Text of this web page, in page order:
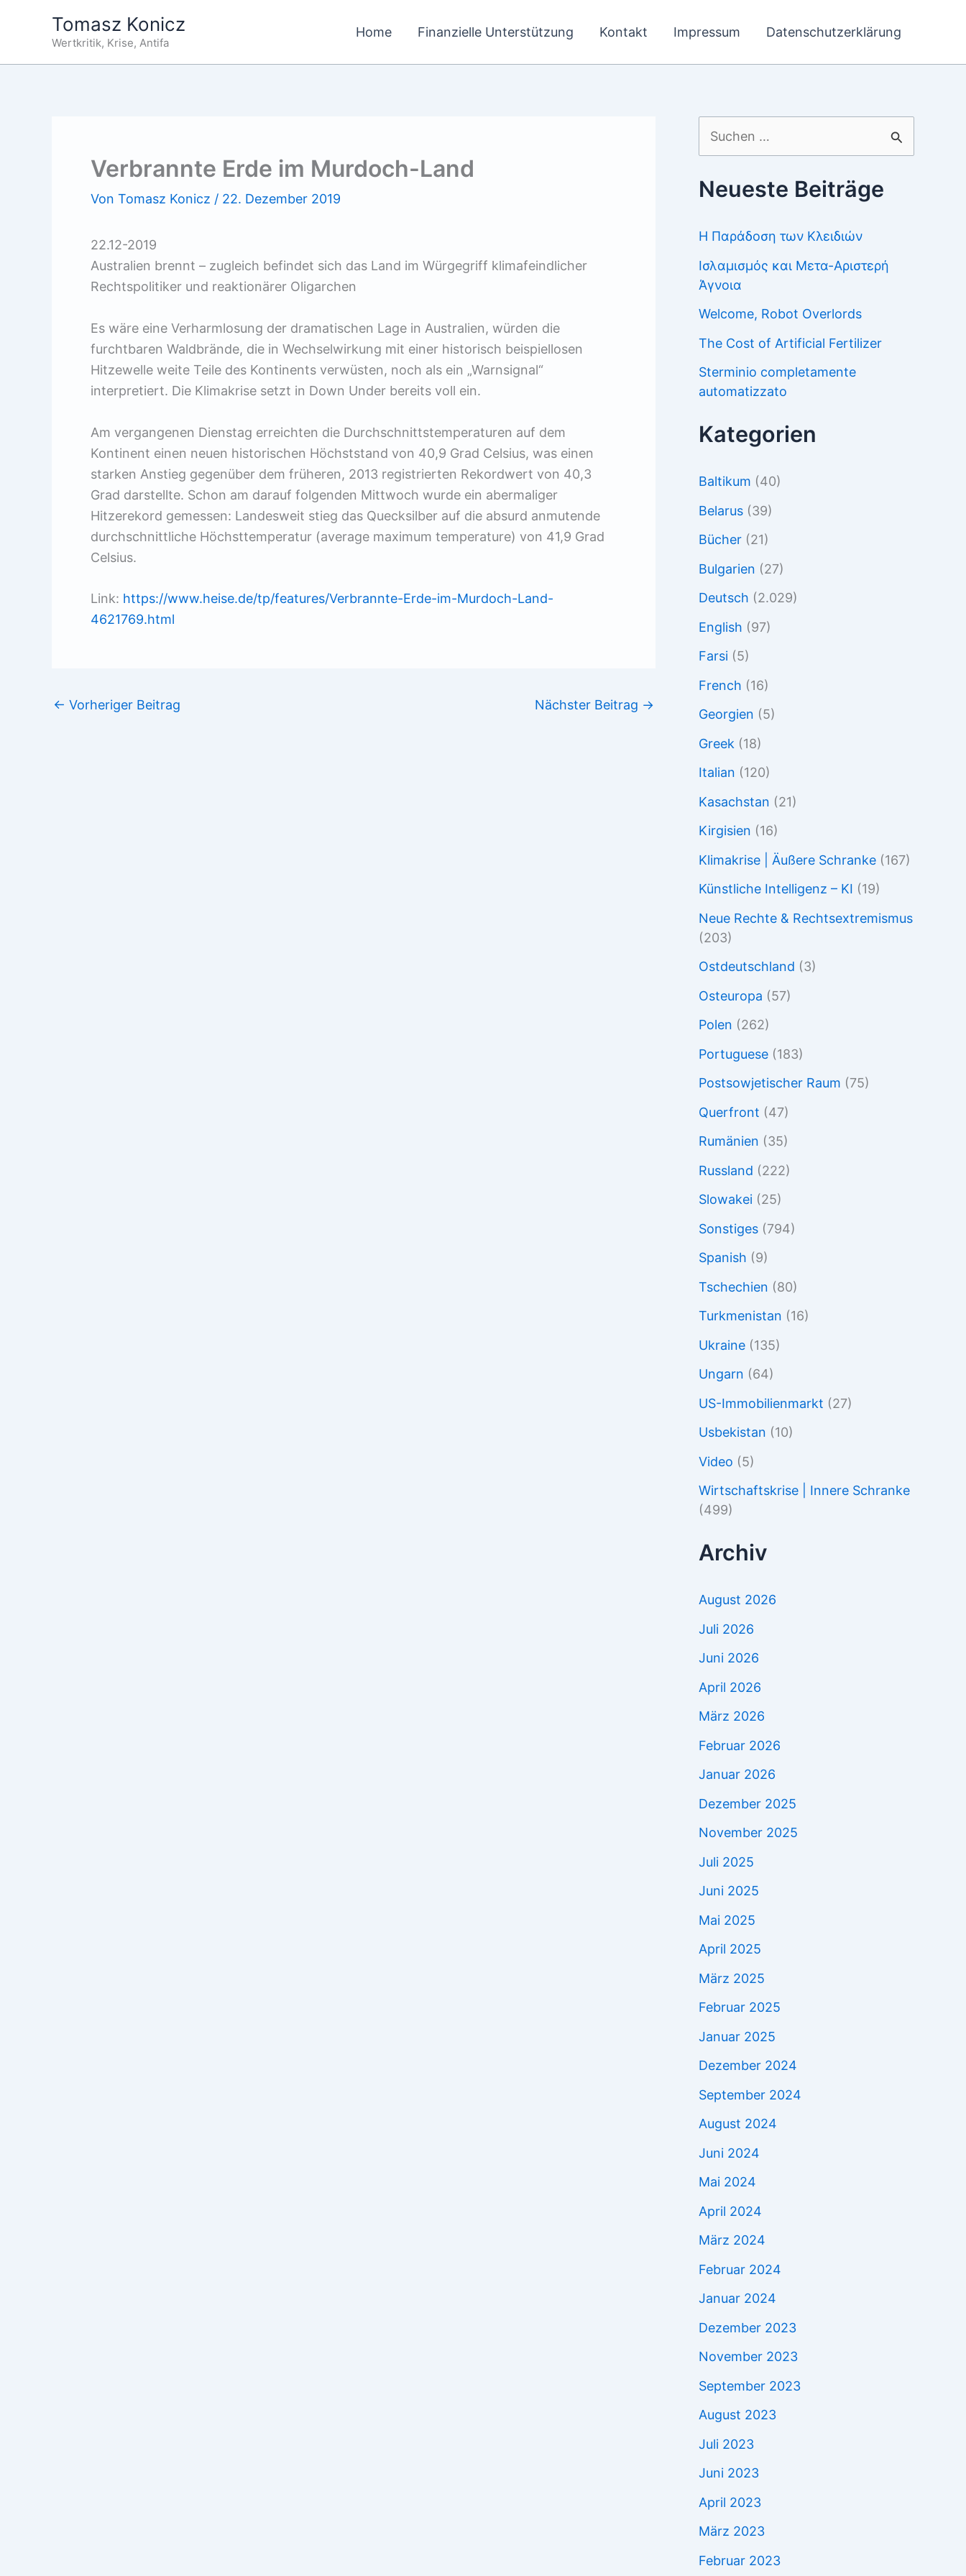
Tomasz Konicz
Wertkritik, Krise, Antifa
Home Finanzielle Unterstützung Kontakt Impressum Datenschutzerklärung
Verbrannte Erde im Murdoch-Land
Von Tomasz Konicz / 22. Dezember 2019
22.12-2019
Australien brennt – zugleich befindet sich das Land im Würgegriff klimafeindlicher
Rechtspolitiker und reaktionärer Oligarchen
Es wäre eine Verharmlosung der dramatischen Lage in Australien, würden die
furchtbaren Waldbrände, die in Wechselwirkung mit einer historisch beispiellosen
Hitzewelle weite Teile des Kontinents verwüsten, noch als ein „Warnsignal“
interpretiert. Die Klimakrise setzt in Down Under bereits voll ein.
Am vergangenen Dienstag erreichten die Durchschnittstemperaturen auf dem
Kontinent einen neuen historischen Höchststand von 40,9 Grad Celsius, was einen
starken Anstieg gegenüber dem früheren, 2013 registrierten Rekordwert von 40,3
Grad darstellte. Schon am darauf folgenden Mittwoch wurde ein abermaliger
Hitzerekord gemessen: Landesweit stieg das Quecksilber auf die absurd anmutende
durchschnittliche Höchsttemperatur (average maximum temperature) von 41,9 Grad
Celsius.
Link: https://www.heise.de/tp/features/Verbrannte-Erde-im-Murdoch-Land-
4621769.html
← Vorheriger Beitrag Nächster Beitrag →
Suchen
nach:
Neueste Beiträge
Η Παράδοση των Κλειδιών
Ισλαμισμός και Μετα-Αριστερή
Άγνοια
Welcome, Robot Overlords
The Cost of Artificial Fertilizer
Sterminio completamente
automatizzato
Kategorien
Baltikum (40)
Belarus (39)
Bücher (21)
Bulgarien (27)
Deutsch (2.029)
English (97)
Farsi (5)
French (16)
Georgien (5)
Greek (18)
Italian (120)
Kasachstan (21)
Kirgisien (16)
Klimakrise | Äußere Schranke (167)
Künstliche Intelligenz – KI (19)
Neue Rechte & Rechtsextremismus
(203)
Ostdeutschland (3)
Osteuropa (57)
Polen (262)
Portuguese (183)
Postsowjetischer Raum (75)
Querfront (47)
Rumänien (35)
Russland (222)
Slowakei (25)
Sonstiges (794)
Spanish (9)
Tschechien (80)
Turkmenistan (16)
Ukraine (135)
Ungarn (64)
US-Immobilienmarkt (27)
Usbekistan (10)
Video (5)
Wirtschaftskrise | Innere Schranke
(499)
Archiv
August 2026
Juli 2026
Juni 2026
April 2026
März 2026
Februar 2026
Januar 2026
Dezember 2025
November 2025
Juli 2025
Juni 2025
Mai 2025
April 2025
März 2025
Februar 2025
Januar 2025
Dezember 2024
September 2024
August 2024
Juni 2024
Mai 2024
April 2024
März 2024
Februar 2024
Januar 2024
Dezember 2023
November 2023
September 2023
August 2023
Juli 2023
Juni 2023
April 2023
März 2023
Februar 2023